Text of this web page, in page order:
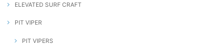
ELEVATED SURF CRAFT
PIT VIPER
PIT VIPERS